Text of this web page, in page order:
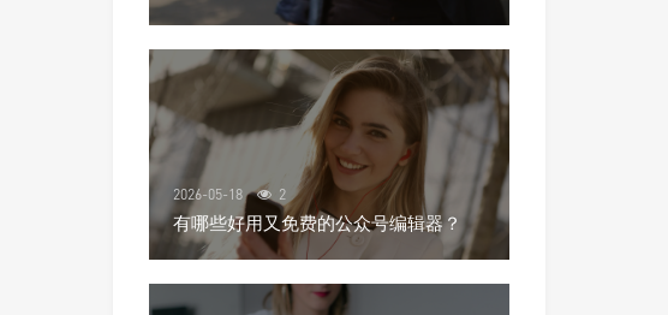
2026-05-18 2
有哪些好用又免费的公众号编辑器？